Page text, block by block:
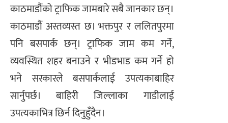
काठमाडौंको ट्राफिक जामबारे सबै जानकार छन्।
काठमाडौं अस्तव्यस्त छ। भक्तपुर र ललितपुरमा
पनि बसपार्क छन्। ट्राफिक जाम कम गर्ने,
व्यवस्थित शहर बनाउने र भीडभाड कम गर्ने हो
भने सरकारले बसपार्कलाई उपत्यकाबाहिर
सार्नुपर्छ। बाहिरी जिल्लाका गाडीलाई
उपत्यकाभित्र छिर्न दिनुहुँदैन।